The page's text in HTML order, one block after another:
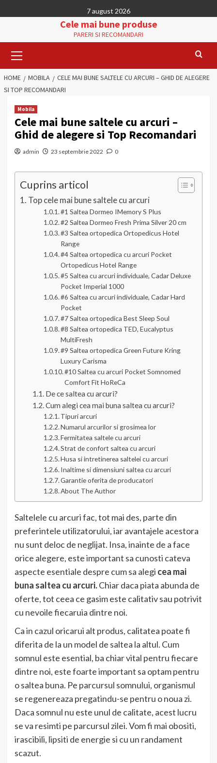
to
7 august 2026
Cele mai bune produse
PARERI SI RECOMANDARI
Menu
HOME MOBILA
CELE MAI BUNE SALTELE CU ARCURI – GHID DE ALEGERE
SI TOP RECOMANDARI
Mobila
Cele mai bune saltele cu arcuri –
Ghid de alegere si Top Recomandari
admin 23 septembrie 2022 0
Cuprins articol
Top cele mai bune saltele cu arcuri
#1 Saltea Dormeo IMemory S Plus
#2 Saltea Dormeo Fresh Prima Silver 20 cm
#3 Saltea ortopedica Ortopedicus Hotel
Range
#4 Saltea ortopedica cu arcuri Pocket
Ortopedicus Hotel Range
#5 Saltea cu arcuri individuale, Cadar Deluxe
Pocket Imperial 1000
#6 Saltea cu arcuri individuale, Cadar Hard
Pocket
#7 Saltea ortopedica Best Sleep Soul
#8 Saltea ortopedica TED, Eucalyptus
MultiFresh
#9 Saltea ortopedica Green Future Kring
Luxury Carisma
#10 Saltea cu arcuri Pocket Somnomed
Comfort Fit HoReCa
De ce saltea cu arcuri?
Cum alegi cea mai buna saltea cu arcuri?
Tipuri arcuri
Numarul arcurilor si grosimea lor
Fermitatea saltele cu arcuri
Strat de confort saltea cu arcuri
Husa si intretinerea saltelei cu arcuri
Inaltime si dimensiuni saltea cu arcuri
Garantie oferita de producatori
About The Author
Saltelele cu arcuri fac, tot mai des, parte din
preferintele utilizatorului, iar avantajele acestora
nu sunt deloc de neglijat. Insa, inainte de a face
orice alegere, este important sa cunosti cateva
aspecte esentiale despre cum sa alegi cea mai
buna saltea cu arcuri.Chiar daca piata abunda de
oferte, tot ceea ce gasim este calitativ sau potrivit
cu nevoile fiecaruia dintre noi.
Ca in cazul oricarui alt produs, calitatea poate fi
diferita de la un model de saltea la altul. Cum
somnul este esential, ba chiar vital pentru fiecare
dintre noi, este foarte important sa optam pentru
o saltea buna. Pe parcursul somnului, organismul
se regenereaza pregatindu-se pentru o noua zi.
Daca somnul nu este unul de calitate, acest lucru
se va resimti pe parcursul zilei. Vom fi mai obositi,
irascibili, lipsiti de energie si cu un randament
scazut.